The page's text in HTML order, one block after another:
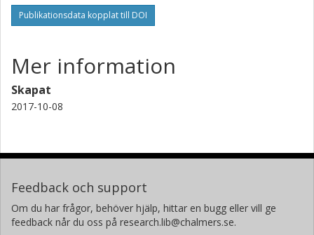
Publikationsdata kopplat till DOI
Mer information
Skapat
2017-10-08
Feedback och support
Om du har frågor, behöver hjälp, hittar en bugg eller vill ge
feedback når du oss på research.lib@chalmers.se.